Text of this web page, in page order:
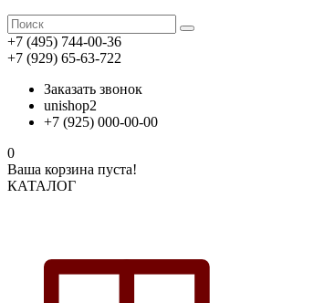
+7 (495) 744-00-36
+7 (929) 65-63-722
Заказать звонок
unishop2
+7 (925) 000-00-00
0
Ваша корзина пуста!
КАТАЛОГ